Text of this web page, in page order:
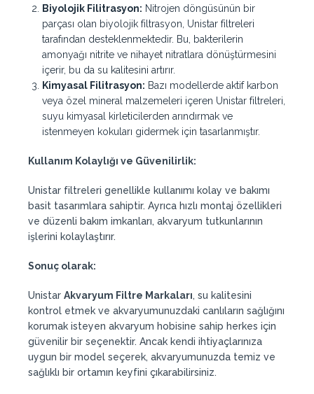
Biyolojik Filitrasyon: Nitrojen döngüsünün bir
parçası olan biyolojik filtrasyon, Unistar filtreleri
tarafından desteklenmektedir. Bu, bakterilerin
amonyağı nitrite ve nihayet nitratlara dönüştürmesini
içerir, bu da su kalitesini artırır.
Kimyasal Filitrasyon: Bazı modellerde aktif karbon
veya özel mineral malzemeleri içeren Unistar filtreleri,
suyu kimyasal kirleticilerden arındırmak ve
istenmeyen kokuları gidermek için tasarlanmıştır.
Kullanım Kolaylığı ve Güvenilirlik:
Unistar filtreleri genellikle kullanımı kolay ve bakımı
basit tasarımlara sahiptir. Ayrıca hızlı montaj özellikleri
ve düzenli bakım imkanları, akvaryum tutkunlarının
işlerini kolaylaştırır.
Sonuç olarak:
Unistar Akvaryum Filtre Markaları, su kalitesini
kontrol etmek ve akvaryumunuzdaki canlıların sağlığını
korumak isteyen akvaryum hobisine sahip herkes için
güvenilir bir seçenektir. Ancak kendi ihtiyaçlarınıza
uygun bir model seçerek, akvaryumunuzda temiz ve
sağlıklı bir ortamın keyfini çıkarabilirsiniz.